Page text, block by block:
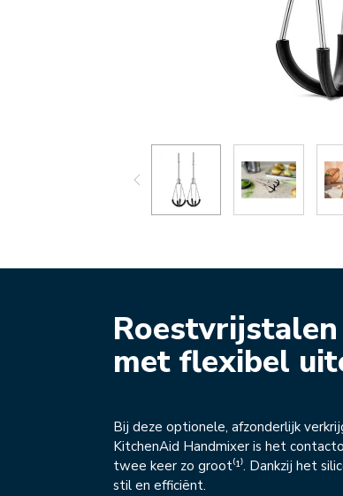
met flexibel
Bij deze optionele, afzonderlijk
KitchenAid Handmixer is het
twee keer zo groot⁽¹⁾. Dankzij het
stil en efficiënt.